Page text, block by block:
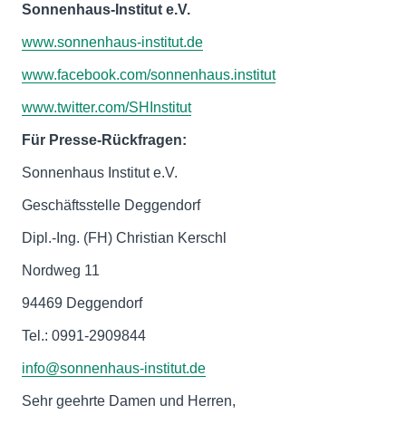
Sonnenhaus-Institut e.V.
www.sonnenhaus-institut.de
www.facebook.com/sonnenhaus.institut
www.twitter.com/SHInstitut
Für Presse-Rückfragen:
Sonnenhaus Institut e.V.
Geschäftsstelle Deggendorf
Dipl.-Ing. (FH) Christian Kerschl
Nordweg 11
94469 Deggendorf
Tel.: 0991-2909844
info@sonnenhaus-institut.de
Sehr geehrte Damen und Herren,